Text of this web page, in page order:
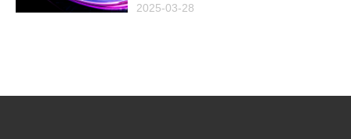
潮
2025-03-28